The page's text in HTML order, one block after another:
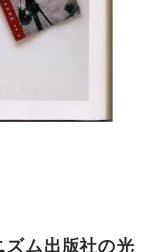
ム出版社の光